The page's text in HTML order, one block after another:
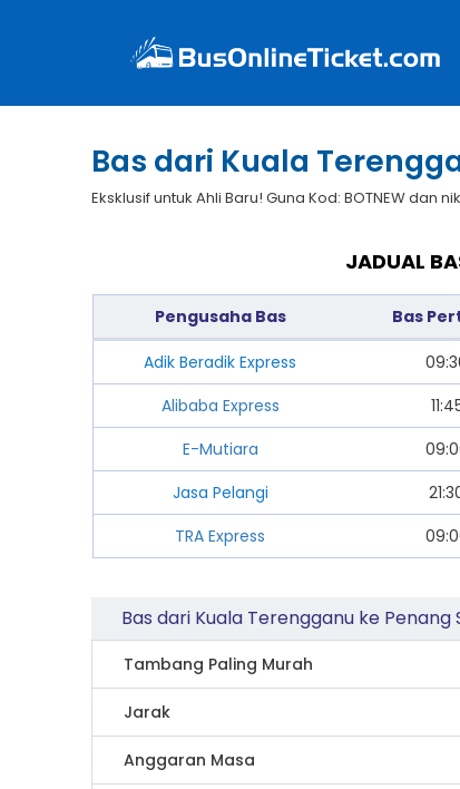
Bas dari Kuala
Eksklusif untuk Ahli Baru! Guna Kod: BOTNEW dan
JADUAL
Pengusaha Bas Bas
Adik Beradik Express
Alibaba Express
E-Mutiara
Jasa Pelangi
TRA Express
Bas dari Kuala Terengganu ke Penang
Tambang Paling Murah
Jarak
Anggaran Masa